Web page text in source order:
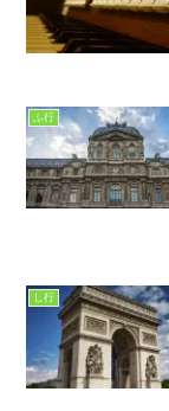
ふ行
し行